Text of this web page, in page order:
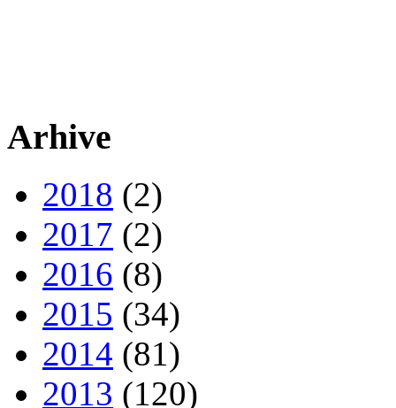
Arhive
2018 (2)
2017 (2)
2016 (8)
2015 (34)
2014 (81)
2013 (120)